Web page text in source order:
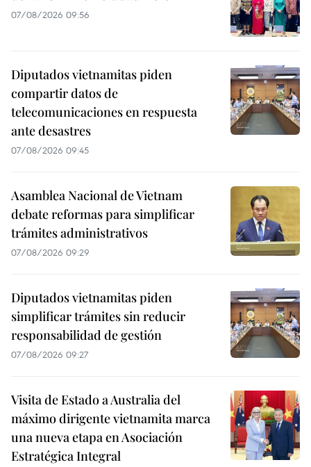
07/08/2026 09:56
Diputados vietnamitas piden
compartir datos de
telecomunicaciones en respuesta
ante desastres
07/08/2026 09:45
Asamblea Nacional de Vietnam
debate reformas para simplificar
trámites administrativos
07/08/2026 09:29
Diputados vietnamitas piden
simplificar trámites sin reducir
responsabilidad de gestión
07/08/2026 09:27
Visita de Estado a Australia del
máximo dirigente vietnamita marca
una nueva etapa en Asociación
Estratégica Integral